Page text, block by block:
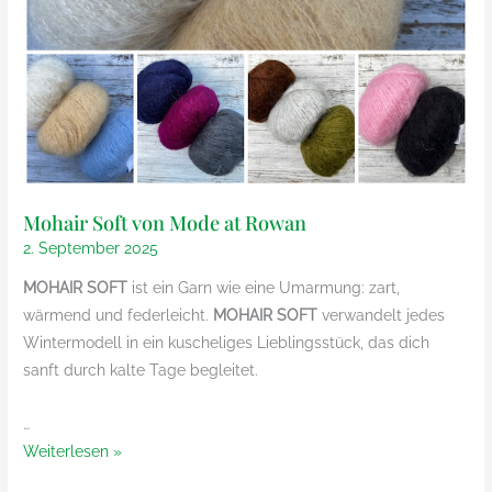
Mohair Soft von Mode at Rowan
2. September 2025
MOHAIR SOFT ist ein Garn wie eine Umarmung: zart,
wärmend und federleicht. MOHAIR SOFT verwandelt jedes
Wintermodell in ein kuscheliges Lieblingsstück, das dich
sanft durch kalte Tage begleitet.
…
Mohair
Weiterlesen »